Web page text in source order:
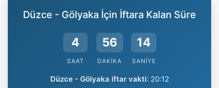
Düzce - Gölyaka İçin İftara Kalan Süre
4
SAAT
56
DAKIKA
13
SANIYE
Düzce - Gölyaka iftar vakti: 20:12